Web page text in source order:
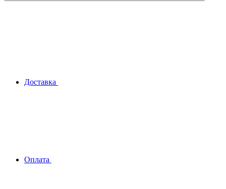
Доставка
Оплата